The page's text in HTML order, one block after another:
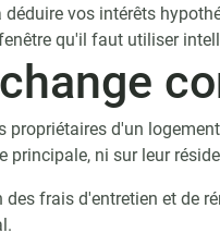
vos intérêts
qu'il faut utiliser
propriétaires d'un
principale, ni sur leur
des frais d'entretien et de